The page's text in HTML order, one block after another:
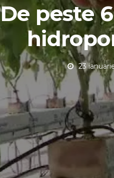
De peste
23